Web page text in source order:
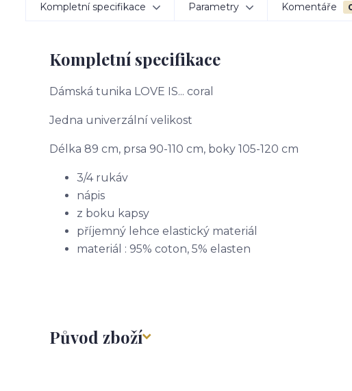
Kompletní specifikace Parametry Komentáře
Kompletní specifikace
Dámská tunika LOVE IS... coral
Jedna univerzální velikost
Délka 89 cm, prsa 90-110 cm, boky 105-120 cm
3/4 rukáv
nápis
z boku kapsy
příjemný lehce elastický materiál
materiál : 95% coton, 5% elasten
Původ zboží